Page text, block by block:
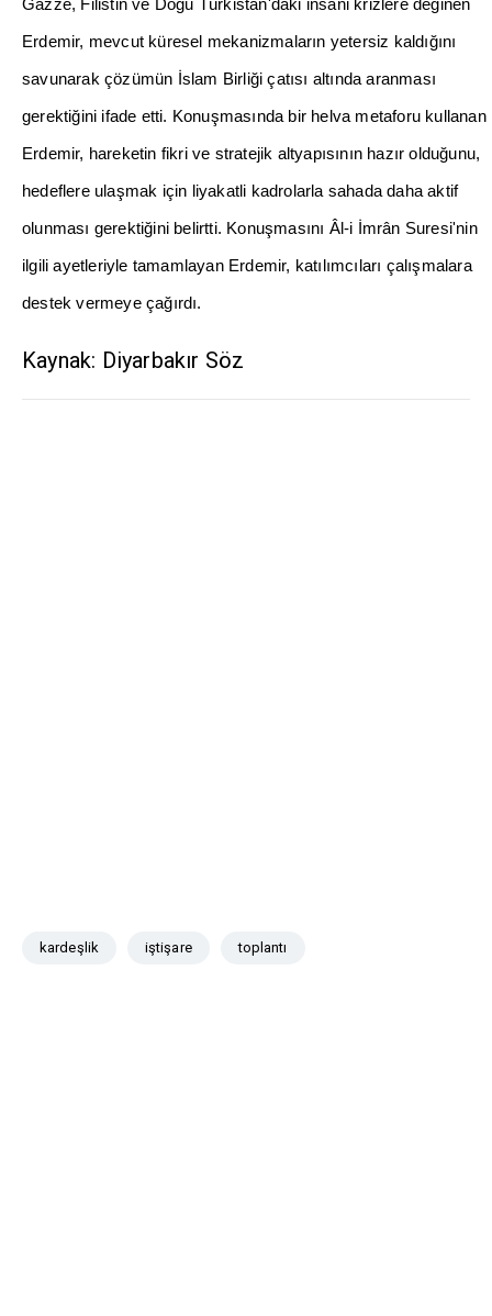
gerektiğ ini ifade etti. Konuşmasında bir helva metaforu kullanan
Erdemir, hareketin fikri ve stratejik altyapı sının haz ır olduğunu,
hedeflere ulaşmak için liyakatli kadrolarla sahada daha aktif
olunmasıgerektiğini belirtti. Konuşması nıÂl-iİmrân Suresi'nin
ilgili ayetleriyle tamamlayan Erdemir, katılımcılarıçal ışmalara
destek vermeye çağırd ı.
Kaynak: Diyarbakır Söz